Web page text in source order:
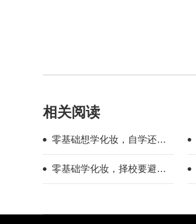
相关阅读
零基础想学化妆，自学还是
找学校？过来人分享择校心
得
零基础学化妆，择校要避开
哪些误区？